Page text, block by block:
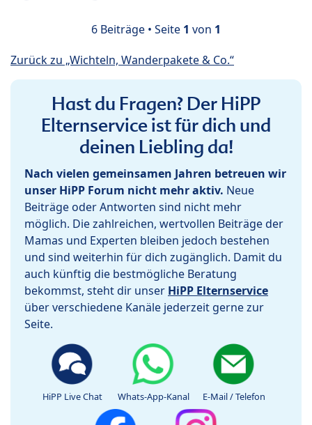
6 Beiträge • Seite 1 von 1
Zurück zu „Wichteln, Wanderpakete & Co.“
Hast du Fragen? Der HiPP
Elternservice ist für dich und
deinen Liebling da!
Nach vielen gemeinsamen Jahren betreuen wir
unser HiPP Forum nicht mehr aktiv. Neue
Beiträge oder Antworten sind nicht mehr
möglich. Die zahlreichen, wertvollen Beiträge der
Mamas und Experten bleiben jedoch bestehen
und sind weiterhin für dich zugänglich. Damit du
auch künftig die bestmögliche Beratung
bekommst, steht dir unser HiPP Elternservice
über verschiedene Kanäle jederzeit gerne zur
Seite.
HiPP Live Chat Whats-App-Kanal E-Mail / Telefon